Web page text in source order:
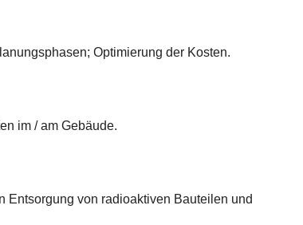
Optimierung der Kosten.
im / am Gebäude.
Entsorgung von radioaktiven Bauteilen und